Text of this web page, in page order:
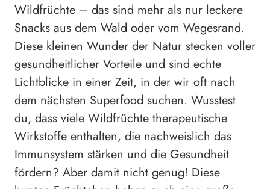
Wildfrüchte – das sind mehr als nur leckere
Snacks aus dem Wald oder vom Wegesrand.
Diese kleinen Wunder der Natur stecken voller
gesundheitlicher Vorteile und sind echte
Lichtblicke in einer Zeit, in der wir oft nach
dem nächsten Superfood suchen. Wusstest
du, dass viele Wildfrüchte therapeutische
Wirkstoffe enthalten, die nachweislich das
Immunsystem stärken und die Gesundheit
fördern? Aber damit nicht genug! Diese